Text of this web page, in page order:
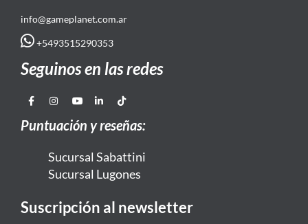
info@gameplanet.com.ar
+5493515290353
Seguinos en las redes
Puntuación y reseñas:
Sucursal Sabattini
Sucursal Lugones
Suscripción al newsletter